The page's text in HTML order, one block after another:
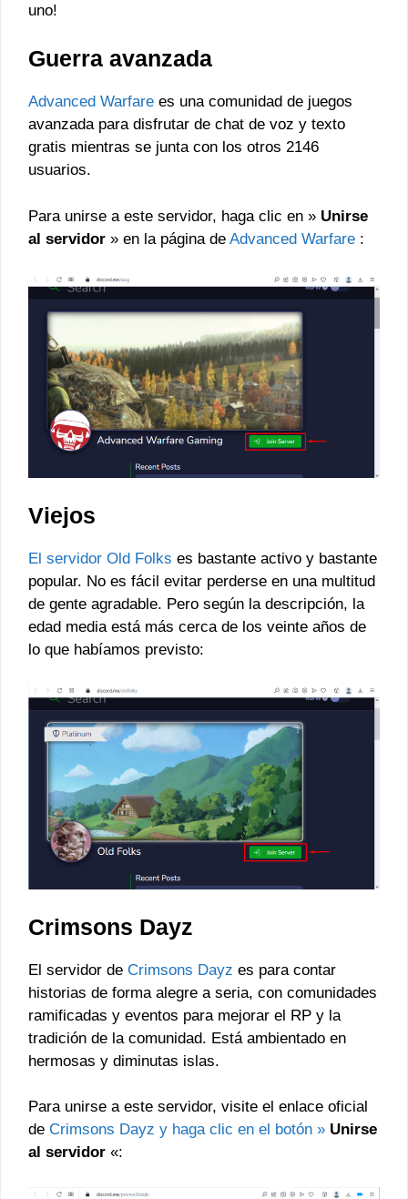
uno!
Guerra avanzada
Advanced Warfare es una comunidad de juegos
avanzada para disfrutar de chat de voz y texto
gratis mientras se junta con los otros 2146
usuarios.
Para unirse a este servidor, haga clic en » Unirse
al servidor » en la página de Advanced Warfare :
Viejos
El servidor Old Folks es bastante activo y bastante
popular. No es fácil evitar perderse en una multitud
de gente agradable. Pero según la descripción, la
edad media está más cerca de los veinte años de
lo que habíamos previsto:
Crimsons Dayz
El servidor de Crimsons Dayz es para contar
historias de forma alegre a seria, con comunidades
ramificadas y eventos para mejorar el RP y la
tradición de la comunidad. Está ambientado en
hermosas y diminutas islas.
Para unirse a este servidor, visite el enlace oficial
de Crimsons Dayz y haga clic en el botón » Unirse
al servidor «: